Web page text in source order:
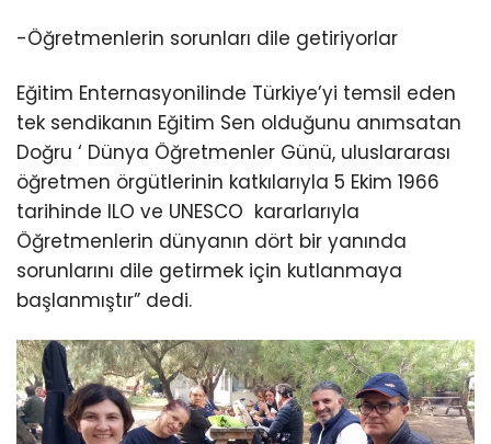
-Öğretmenlerin sorunları dile getiriyorlar
Eğitim Enternasyonilinde Türkiye’yi temsil eden
tek sendikanın Eğitim Sen olduğunu anımsatan
Doğru ‘ Dünya Öğretmenler Günü, uluslararası
öğretmen örgütlerinin katkılarıyla 5 Ekim 1966
tarihinde ILO ve UNESCO kararlarıyla
Öğretmenlerin dünyanın dört bir yanında
sorunlarını dile getirmek için kutlanmaya
başlanmıştır” dedi.